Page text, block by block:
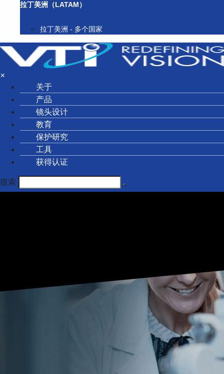
拉丁美洲（LATAM）
拉丁美洲 - 多个国家
×
关于
产品
镜头设计
教育
保护研究
工具
获得认证
搜索